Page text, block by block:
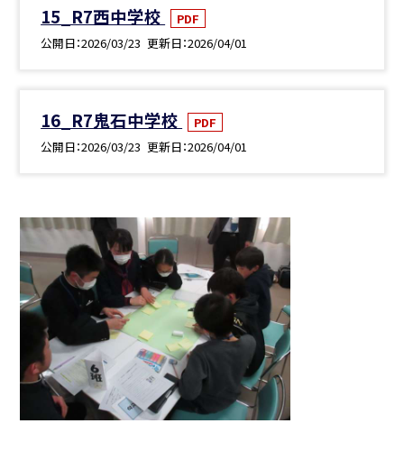
15_R7西中学校
PDF
公開日 2026/03/23 更新日 2026/04/01
16_R7鬼石中学校
PDF
公開日 2026/03/23 更新日 2026/04/01